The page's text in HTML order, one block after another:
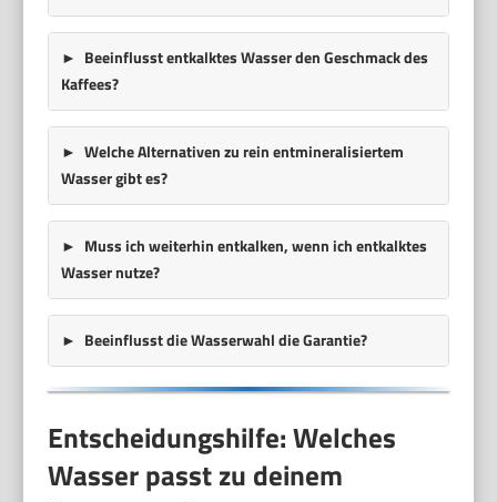
Beeinflusst entkalktes Wasser den Geschmack des
Kaffees?
Welche Alternativen zu rein entmineralisiertem
Wasser gibt es?
Muss ich weiterhin entkalken, wenn ich entkalktes
Wasser nutze?
Beeinflusst die Wasserwahl die Garantie?
Entscheidungshilfe: Welches
Wasser passt zu deinem